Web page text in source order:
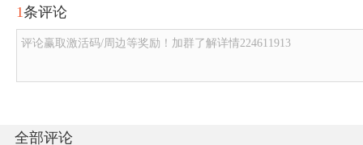
1条评论
评论赢取激活码/周边等奖励！加群了解详情224611913
全部评论